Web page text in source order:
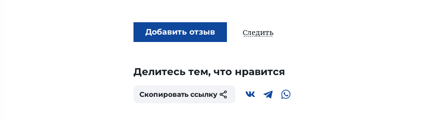
Добавить отзыв Следить
Делитесь тем, что нравится
Скопировать ссылку